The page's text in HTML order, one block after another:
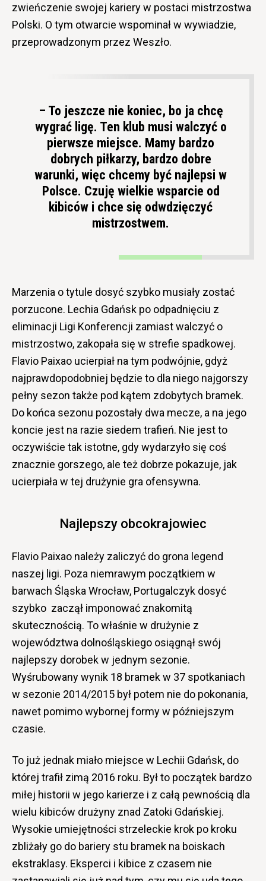
zwieńczenie swojej kariery w postaci mistrzostwa
Polski. O tym otwarcie wspominał w wywiadzie,
przeprowadzonym przez Weszło.
– To jeszcze nie koniec, bo ja chcę
wygrać ligę. Ten klub musi walczyć o
pierwsze miejsce. Mamy bardzo
dobrych piłkarzy, bardzo dobre
warunki, więc chcemy być najlepsi w
Polsce. Czuję wielkie wsparcie od
kibiców i chce się odwdzięczyć
mistrzostwem.
Marzenia o tytule dosyć szybko musiały zostać
porzucone. Lechia Gdańsk po odpadnięciu z
eliminacji Ligi Konferencji zamiast walczyć o
mistrzostwo, zakopała się w strefie spadkowej.
Flavio Paixao ucierpiał na tym podwójnie, gdyż
najprawdopodobniej będzie to dla niego najgorszy
pełny sezon także pod kątem zdobytych bramek.
Do końca sezonu pozostały dwa mecze, a na jego
koncie jest na razie siedem trafień. Nie jest to
oczywiście tak istotne, gdy wydarzyło się coś
znacznie gorszego, ale też dobrze pokazuje, jak
ucierpiała w tej drużynie gra ofensywna.
Najlepszy obcokrajowiec
Flavio Paixao należy zaliczyć do grona legend
naszej ligi. Poza niemrawym początkiem w
barwach Śląska Wrocław, Portugalczyk dosyć
szybko zaczął imponować znakomitą
skutecznością. To właśnie w drużynie z
województwa dolnośląskiego osiągnął swój
najlepszy dorobek w jednym sezonie.
Wyśrubowany wynik 18 bramek w 37 spotkaniach
w sezonie 2014/2015 był potem nie do pokonania,
nawet pomimo wybornej formy w późniejszym
czasie.
To już jednak miało miejsce w Lechii Gdańsk, do
której trafił zimą 2016 roku. Był to początek bardzo
miłej historii w jego karierze i z całą pewnością dla
wielu kibiców drużyny znad Zatoki Gdańskiej.
Wysokie umiejętności strzeleckie krok po kroku
zbliżały go do bariery stu bramek na boiskach
ekstraklasy. Eksperci i kibice z czasem nie